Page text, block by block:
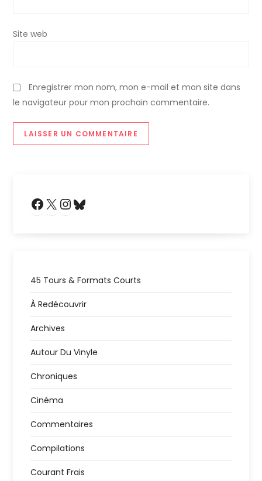
r
i
c
l
Site web
Enregistrer mon nom, mon e-mail et mon site dans
le navigateur pour mon prochain commentaire.
Facebook
X Instagram
45 Tours & Formats Courts
À Redécouvrir
Archives
Autour Du Vinyle
Chroniques
Cinéma
Commentaires
Compilations
Courant Frais